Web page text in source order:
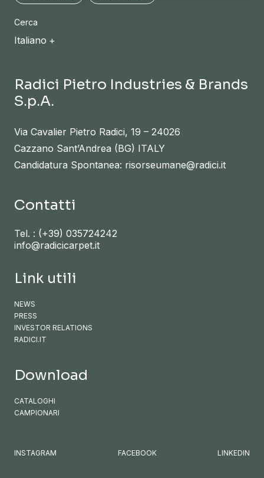
Cerca
Italiano
Radici Pietro Industries & Brands
S.p.A.
Via Cavalier Pietro Radici, 19 – 24026
Cazzano Sant’Andrea (BG) ITALY
Candidatura Spontanea: risorseumane@radici.it
Contatti
Tel. : (+39) 035724242
info@radicicarpet.it
Link utili
NEWS
PRESS
INVESTOR RELATIONS
RADICI.IT
Download
CATALOGHI
CAMPIONARI
INSTAGRAM FACEBOOK LINKEDIN